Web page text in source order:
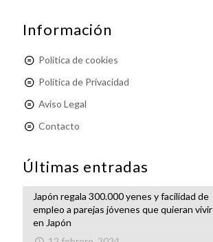
Información
Política de cookies
Política de Privacidad
Aviso Legal
Contacto
Últimas entradas
Japón regala 300.000 yenes y facilidad de
empleo a parejas jóvenes que quieran vivir
en Japón